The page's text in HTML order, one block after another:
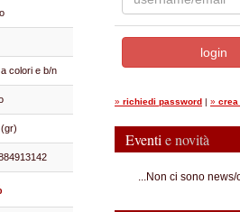
a colori e b/n
» richiedi password | » crea
Eventi e novità
...Non ci sono